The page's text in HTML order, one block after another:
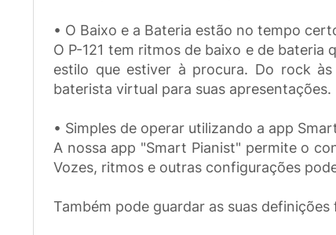
• O Baixo e a Bateria estão no tempo
O P-121 tem ritmos de baixo e de bateria
estilo que estiver à procura. Do rock
baterista virtual para suas apresentações.
• Simples de operar utilizando a app
A nossa app "Smart Pianist" permite o
Vozes, ritmos e outras configurações
Também pode guardar as suas